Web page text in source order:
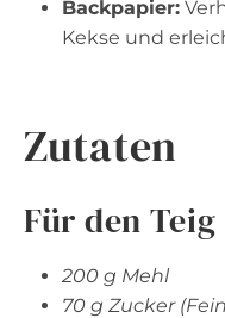
Backpapier:
Kekse und
Zutaten
Für den Teig
200 g Mehl
70 g Zucker